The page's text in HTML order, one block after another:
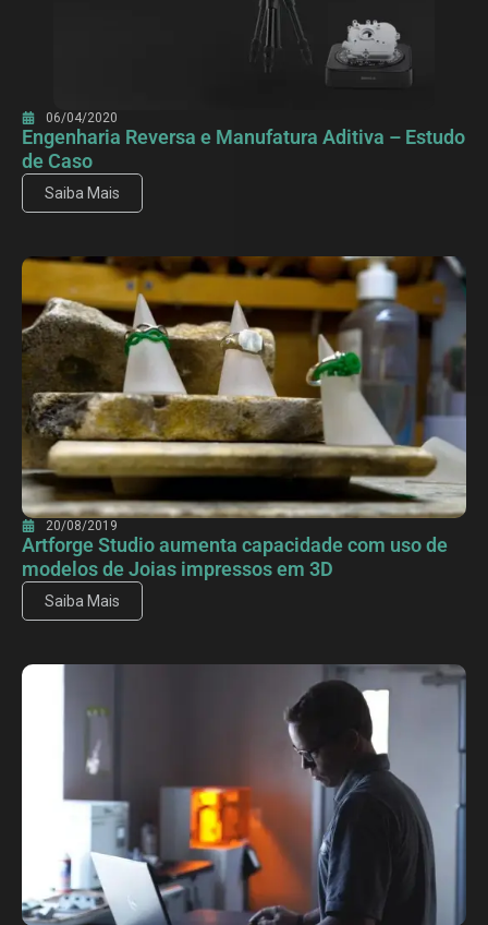
06/04/2020
Engenharia Reversa e Manufatura Aditiva – Estudo
de Caso
Saiba Mais
20/08/2019
Artforge Studio aumenta capacidade com uso de
modelos de Joias impressos em 3D
Saiba Mais